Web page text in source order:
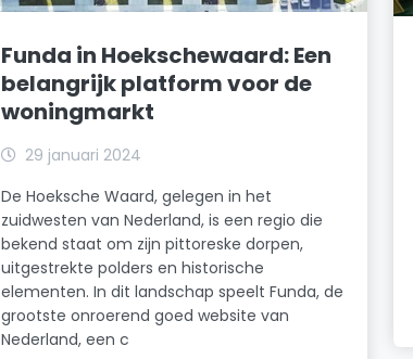
Funda in Hoekschewaard: Een
belangrijk platform voor de
woningmarkt
29 januari 2024
De Hoeksche Waard, gelegen in het
zuidwesten van Nederland, is een regio die
bekend staat om zijn pittoreske dorpen,
uitgestrekte polders en historische
elementen. In dit landschap speelt Funda, de
grootste onroerend goed website van
Nederland, een c